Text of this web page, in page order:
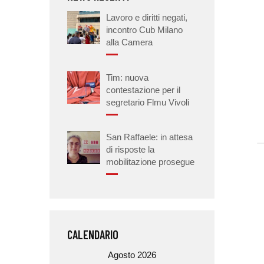
Lavoro e diritti negati,
incontro Cub Milano
alla Camera
Tim: nuova
contestazione per il
segretario Flmu Vivoli
San Raffaele: in attesa
di risposte la
mobilitazione prosegue
CALENDARIO
Agosto 2026